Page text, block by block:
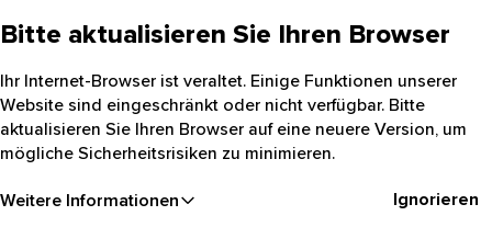
Bitte aktualisieren Sie Ihren Browser
Ihr Internet-Browser ist veraltet. Einige Funktionen unserer
Website sind eingeschränkt oder nicht verfügbar. Bitte
aktualisieren Sie Ihren Browser auf eine neuere Version, um
mögliche Sicherheitsrisiken zu minimieren.
Weitere Informationen Ignorieren